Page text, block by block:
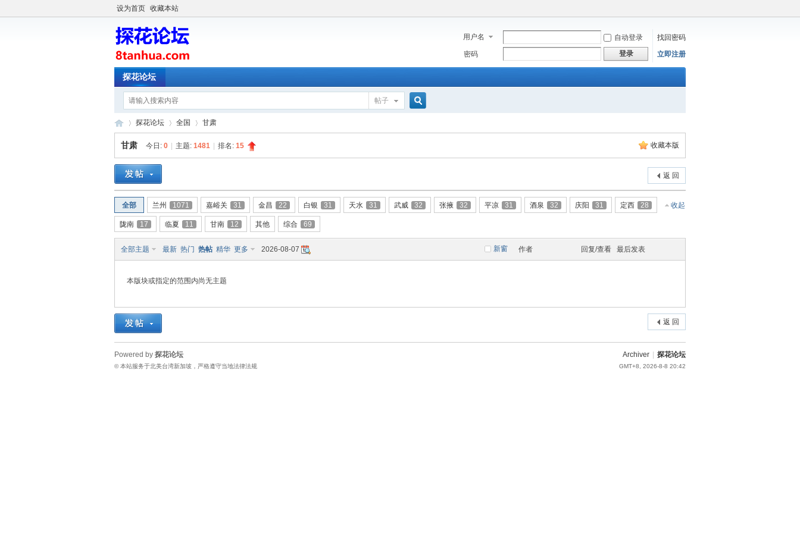
设为首页 收藏本站
用户名 自动登录
找回密码
密码
登录 立即注册
探花论坛
帖子
»
探花论坛 全国 甘肃
收藏本版
甘肃 今日: 0 主题: 1481 排名: 15
返 回
收起
全部 兰州 1071 嘉峪关 31 金昌 22 白银 31 天水 31 武威 32 张掖 32 平凉 31 酒泉 32 庆阳 31 定西 28
陇南 17 临夏 11 甘南 12 其他 综合 69
新窗
全部主题 最新 热门 热帖 精华 更多 2026-08-07 作者 回复/查看 最后发表
本版块或指定的范围内尚无主题
返 回
Archiver 探花论坛
GMT+8, 2026-8-8 20:42
Powered by 探花论坛
© 本站服务于北美台湾新加坡，严格遵守当地法律法规